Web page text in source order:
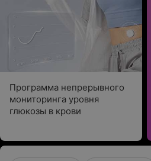
Программа непрерывного
мониторинга уровня
глюкозы в крови